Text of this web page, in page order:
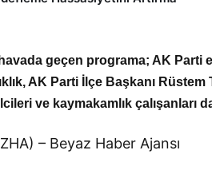
geçen programa; AK Parti
AK Parti İlçe Başkanı
ve kaymakamlık çalışanları
– Beyaz Haber Ajansı